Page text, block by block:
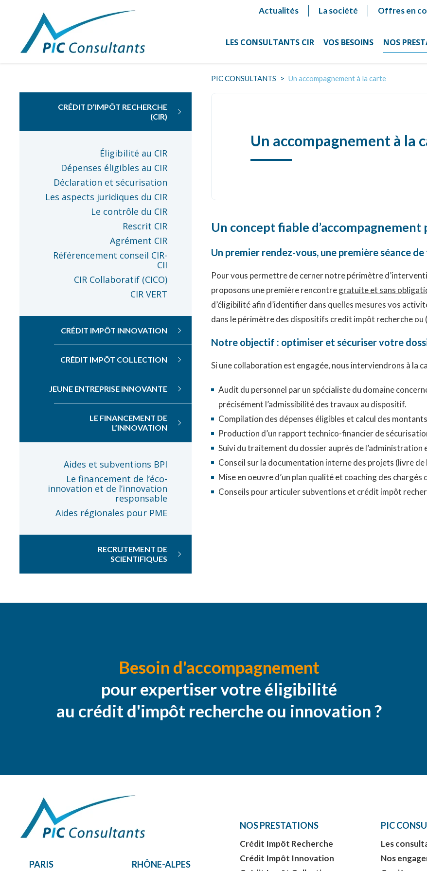
Actualités La société Offres en
LES CONSULTANTS CIR VOS BESOINS NOS
CRÉDIT D’IMPÔT RECHERCHE
(CIR)
Éligibilité au CIR
Dépenses éligibles au CIR
Déclaration et sécurisation
Les aspects juridiques du CIR
Le contrôle du CIR
Rescrit CIR
Agrément CIR
Référencement conseil CIR-
CII
CIR Collaboratif (CICO)
CIR VERT
CRÉDIT IMPÔT INNOVATION
CRÉDIT IMPÔT COLLECTION
JEUNE ENTREPRISE INNOVANTE
LE FINANCEMENT DE
L’INNOVATION
Aides et subventions BPI
Le financement de l’éco-
innovation et de l’innovation
responsable
Aides régionales pour PME
RECRUTEMENT DE
SCIENTIFIQUES
PIC CONSULTANTS > Un accompagnement à la carte
Un accompagnement à la
Un concept fiable d’accompagnement
Un premier rendez-vous, une première séance
Pour vous permettre de cerner notre périmètre
proposons une première rencontregratuite et sans
d’éligibilité afin d’identifier dans quelles mesures vos
dans le périmètre des dispositifs credit impôt recherche
Notre objectif : optimiser et sécuriser votre
Si une collaboration est engagée, nous interviendrons à la
Audit du personnel par un spécialiste du domaine
précisément l’admissibilité des travaux au dispositif.
Compilation des dépenses éligibles et calcul des
Production d’un rapport technico-financier de
Suivi du traitement du dossier auprès de l’administration
Conseil sur la documentation interne des projets (livre
Mise en oeuvre d’un plan qualité et coaching des
Conseils pour articuler subventions et crédit impôt
Besoin d'accompagnement
pour expertiser votre éligibilité
au crédit d'impôt recherche ou innovation ?
PARIS RHÔNE-ALPES
NOS PRESTATIONS
Crédit Impôt Recherche
Crédit Impôt Innovation
PIC
Les
Nos